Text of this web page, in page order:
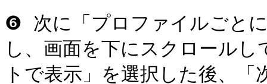
❻ 次に「プロファイルごと
し、画面を下にスクロール
トで表示」を選択した後、